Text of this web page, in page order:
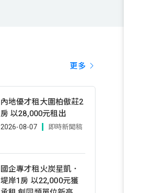
更多
內地優才租大圍柏傲莊2
房 以28,000元租出
2026-08-07 即時新聞稿
國企專才租火炭星凱．
堤岸1房 以22,000元獲